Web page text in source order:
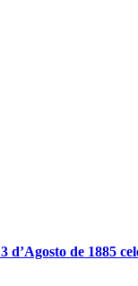
d’Agosto de 1885